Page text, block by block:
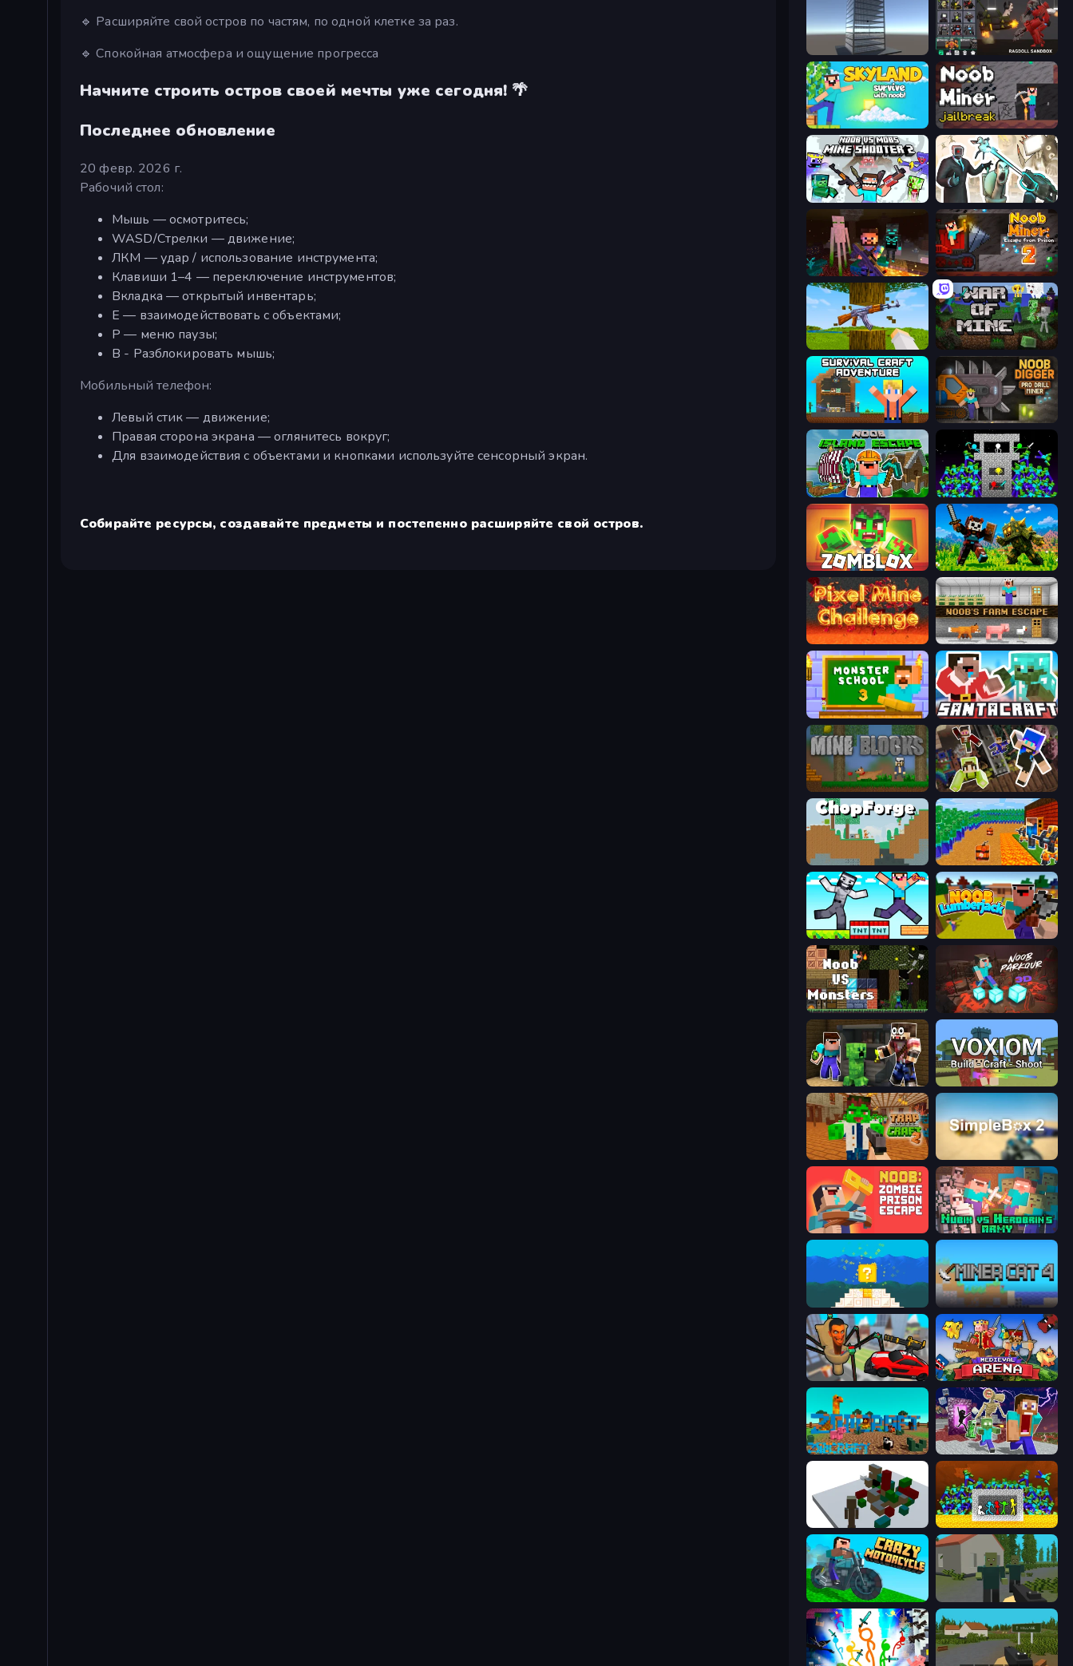
🔹 Расширяйте свой остров по частям, по одной клетке за раз.
🔹 Спокойная атмосфера и ощущение прогресса
Начните строить остров своей мечты уже сегодня! 🌴
Последнее обновление
20 февр. 2026 г.
Рабочий стол:
Мышь — осмотритесь;
WASD/Стрелки — движение;
ЛКМ — удар / использование инструмента;
Клавиши 1–4 — переключение инструментов;
Вкладка — открытый инвентарь;
Е — взаимодействовать с объектами;
P — меню паузы;
B - Разблокировать мышь;
Мобильный телефон:
Левый стик — движение;
Правая сторона экрана — оглянитесь вокруг;
Для взаимодействия с объектами и кнопками используйте сенсорный экран.
Собирайте ресурсы, создавайте предметы и постепенно расширяйте свой остров.
Craft 3D Last Play: Ragdoll Sandbox
Skyland Survive With Noob! Noob Miner: Escape From Prison
Mine Shooter 2: Noob vs Mobs Skibidi Toilets: Infection
ZombieCraft Noob Miner 2: Escape From Prison
Mine Shooter 3D War of Mine
Survival Craft Adventure Noob Digger: Pro Drill Miner
Noob: Island Escape Stick Epic Fighter
Zomblox CraftSlayer: Apocalypse
Pixel Mine Challenge Noob's Farm Escape
Monster School 3 SantaCraft
Mine Blocks Only Up Craft
ChopForge Noob Tower Defense
Noob Gigachad: Parkour Tricks Challenge Idle Noob Lumberjack
Noob VS Monsters Noob Parkour 3D
Noob Trolls Pro Voxiom.io
Trap Craft 2
Nubik vs Herobrin's Army
Miner Cat 4
Cars vs Skibidi Toilet Medieval Arena
ZooCraft Monster School Herobrine Siren Head
Craft Destroy Stick Fighter vs Zombies
Crazy Motorcycle